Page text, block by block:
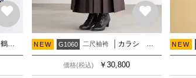
紺色 鶴と花紋に紗綾形 NEW G1060 二尺袖袴 カラシ 貝桶に牡丹
価格(税込) ￥30,800
NEW